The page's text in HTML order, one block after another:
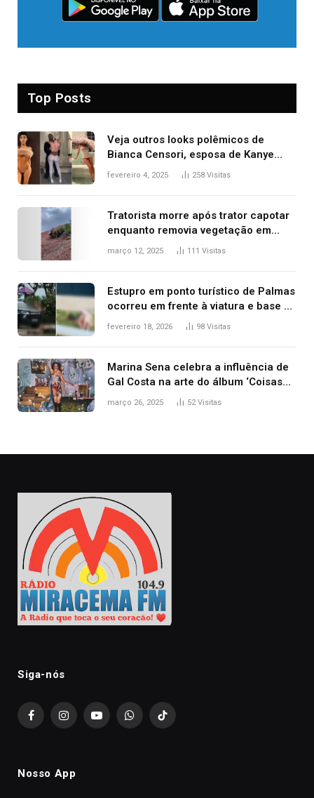
Top Posts
Veja outros looks polêmicos de
Bianca Censori, esposa de Kanye
West que apareceu nua no Grammy
fevereiro 4, 2025 258 Visitas
Tratorista morre após trator capotar
enquanto removia vegetação em
ribanceira de rodovia
março 12, 2025 111 Visitas
Estupro em ponto turístico de Palmas
ocorreu em frente à viatura e base de
segurança; polícia investiga
fevereiro 18, 2026 98 Visitas
Marina Sena celebra a influência de
Gal Costa na arte do álbum ‘Coisas
naturais’
março 26, 2025 52Visitas
Siga-nós
FacebookInstagramYouTubeWhatsAppTikTok
Nosso App